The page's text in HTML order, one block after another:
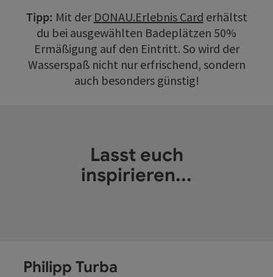
Tipp: Mit der DONAU.Erlebnis Card erhältst
du bei ausgewählten Badeplätzen 50%
Ermäßigung auf den Eintritt. So wird der
Wasserspaß nicht nur erfrischend, sondern
auch besonders günstig!
Lasst euch
inspirieren...
Philipp Turba